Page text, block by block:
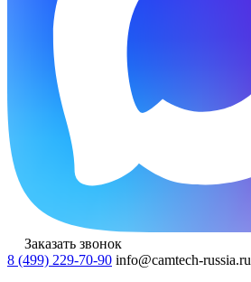
Заказать звонок
8 (499) 229-70-90 info@camtech-russia.ru